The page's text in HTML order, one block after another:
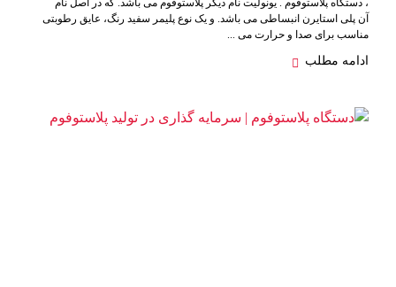
، دستگاه پلاستوفوم . یونولیت نام دیگر پلاستوفوم می باشد. که در اصل نام
آن پلی استایرن انبساطی می باشد. و یک نوع پلیمر سفید رنگ، عایق رطوبتی
مناسب برای صدا و حرارت می ...
ادامه مطلب